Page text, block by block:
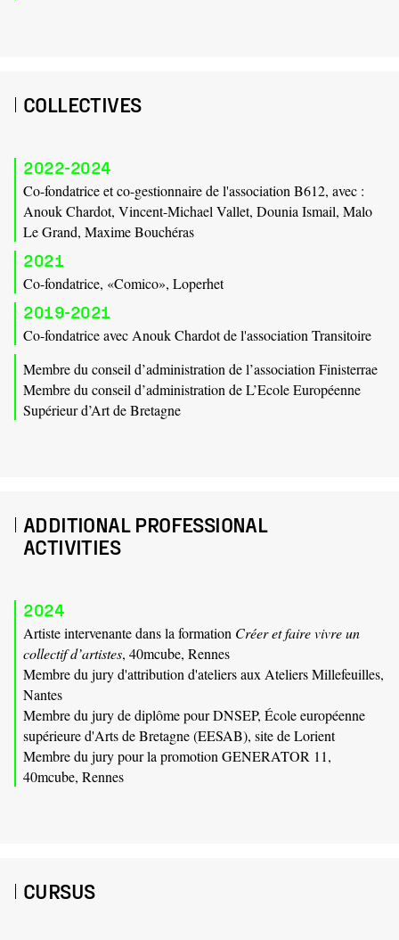
COLLECTIVES
2022-2024
Co-fondatrice et co-gestionnaire de l'association B612, avec :
Anouk Chardot, Vincent-Michael Vallet, Dounia Ismail, Malo
Le Grand, Maxime Bouchéras
2021
Co-fondatrice, «Comico», Loperhet
2019-2021
Co-fondatrice avec Anouk Chardot de l'association Transitoire
Membre du conseil d’administration de l’association Finisterrae
Membre du conseil d’administration de L’Ecole Européenne
Supérieur d’Art de Bretagne
ADDITIONAL PROFESSIONAL
ACTIVITIES
2024
Artiste intervenante dans la formation Créer et faire vivre un
collectif d’artistes, 40mcube, Rennes
Membre du jury d'attribution d'ateliers aux Ateliers Millefeuilles,
Nantes
Membre du jury de diplôme pour DNSEP, École européenne
supérieure d'Arts de Bretagne (EESAB), site de Lorient
Membre du jury pour la promotion GENERATOR 11,
40mcube, Rennes
CURSUS